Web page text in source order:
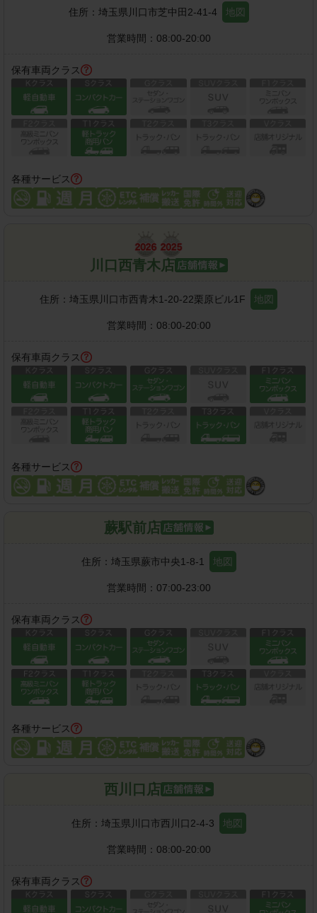
住所： 埼玉県川口市芝中田2-41-4 地図
営業時間： 08:00-20:00
保有車両クラス
各種サービス
川口西青木店
住所： 埼玉県川口市西青木1-20-22栗原ビル1F 地図
営業時間： 08:00-20:00
保有車両クラス
各種サービス
蕨駅前店
住所： 埼玉県蕨市中央1-8-1 地図
営業時間： 07:00-23:00
保有車両クラス
各種サービス
西川口店
住所： 埼玉県川口市西川口2-4-3 地図
営業時間： 08:00-20:00
保有車両クラス